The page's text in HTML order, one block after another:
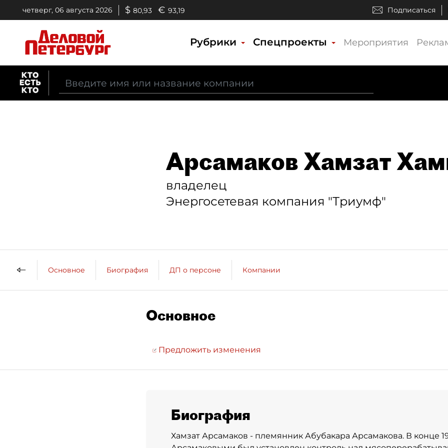
четверг, 06 августа 2026 $ 80,93 € 93,19 Подписаться
Рубрики Спецпроекты Мероприятия
Арсамаков Хамзат
владелец
Энергосетевая компания "Триумф"
Основное Биография ДП о персоне Компании
Основное
Предложить изменения
Биография
Хамзат Арсамаков - племянник Абубакара Арсамакова. В конце